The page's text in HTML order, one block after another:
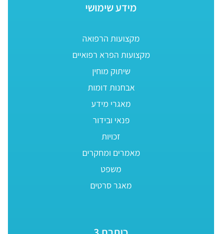
מידע שימושי
מקצועות הרפואה
מקצועות הפרא רפואיים
שיתוק מוחין
אבחנות דומות
מאגרי מידע
פנאי ובידור
זכויות
מאמרים ומחקרים
משפט
מאגר סרטים